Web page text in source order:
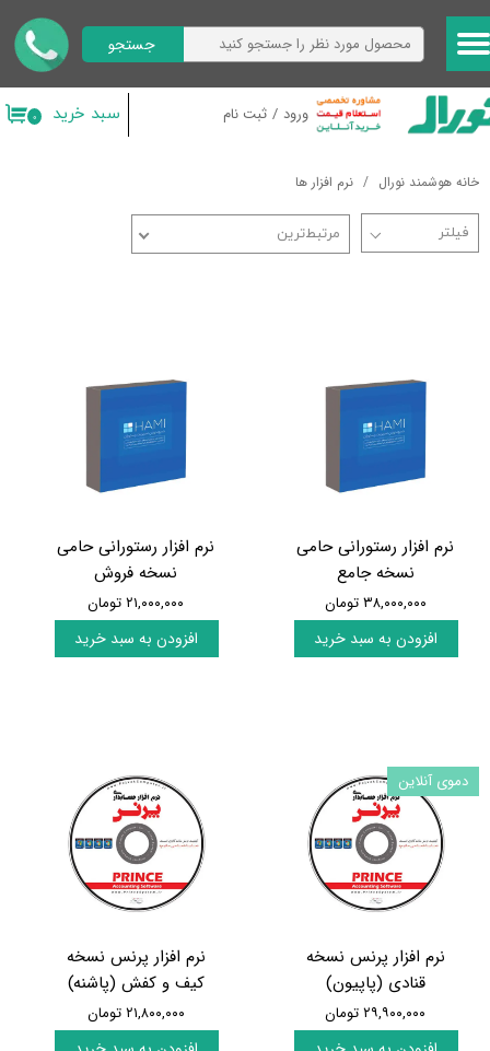
ورود / ثبت نام
حساب کاربری من
تغییر گذر واژه
خروج از حساب کاربری
جستجو
۰ سبد خرید
خانه هوشمند نورال نرم افزار ها
مرتبط‌ترین
نرم افزار رستورانی حامی
نسخه جامع
۳۸,۰۰۰,۰۰۰ تومان
افزودن به سبد خرید
نرم افزار رستورانی حامی
نسخه فروش
۲۱,۰۰۰,۰۰۰ تومان
افزودن به سبد خرید
نرم افزار پرنس نسخه
قنادی (پاپیون)
۲۹,۹۰۰,۰۰۰ تومان
دموی آنلاین
نرم افزار پرنس نسخه
کیف و کفش (پاشنه)
۲۱,۸۰۰,۰۰۰ تومان